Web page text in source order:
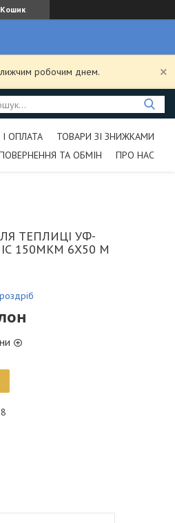
Кошик
робочим днем.
ОПЛАТА
ТОВАРИ ЗІ ЗНИЖКАМИ
ТА ОБМІН
ПРО НАС
ТЕПЛИЦІ УФ-
150МКМ 6Х50 М